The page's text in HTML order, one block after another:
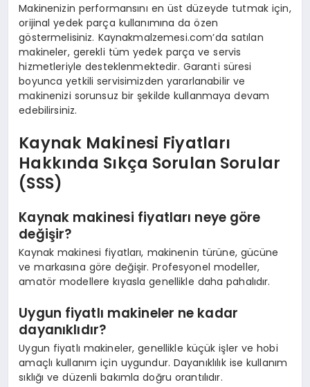
Makinenizin performansını en üst düzeyde tutmak için,
orijinal yedek parça kullanımına da özen
göstermelisiniz. Kaynakmalzemesi.com’da satılan
makineler, gerekli tüm yedek parça ve servis
hizmetleriyle desteklenmektedir. Garanti süresi
boyunca yetkili servisimizden yararlanabilir ve
makinenizi sorunsuz bir şekilde kullanmaya devam
edebilirsiniz.
Kaynak Makinesi Fiyatları
Hakkında Sıkça Sorulan Sorular
(SSS)
Kaynak makinesi fiyatları neye göre
değişir?
Kaynak makinesi fiyatları, makinenin türüne, gücüne
ve markasına göre değişir. Profesyonel modeller,
amatör modellere kıyasla genellikle daha pahalıdır.
Uygun fiyatlı makineler ne kadar
dayanıklıdır?
Uygun fiyatlı makineler, genellikle küçük işler ve hobi
amaçlı kullanım için uygundur. Dayanıklılık ise kullanım
sıklığı ve düzenli bakımla doğru orantılıdır.